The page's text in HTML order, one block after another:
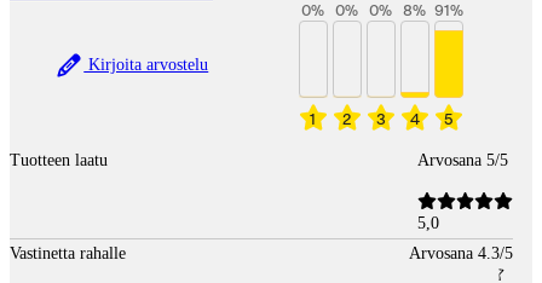
Kirjoita arvostelu
1
0%
2
0%
3
0%
4
8%
5
91%
Tuotteen laatu Arvosana 5/5
5,0
Vastinetta rahalle
Arvosana 4.3/5